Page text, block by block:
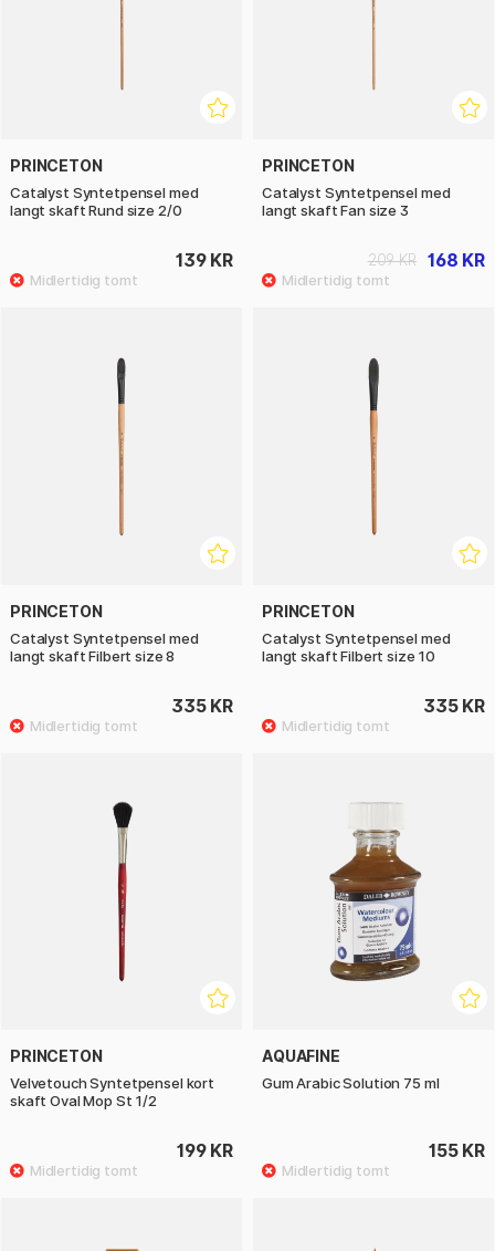
PRINCETON
Catalyst Syntetpensel med
langt skaft Rund size 2/0
139 KR
PRINCETON
Catalyst Syntetpensel med
langt skaft Fan size 3
168 KR
209 KR
PRINCETON
Catalyst Syntetpensel med
langt skaft Filbert size 8
335 KR
PRINCETON
Catalyst Syntetpensel med
langt skaft Filbert size 10
335 KR
PRINCETON
Velvetouch Syntetpensel kort
skaft Oval Mop St 1/2
199 KR
AQUAFINE
Gum Arabic Solution 75 ml
155 KR